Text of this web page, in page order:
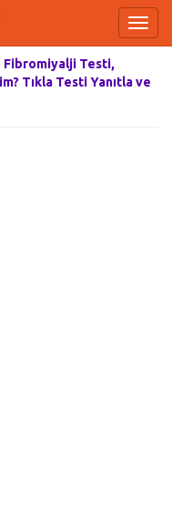
Fibromiyalji Testi,
Tıkla Testi Yanıtla ve